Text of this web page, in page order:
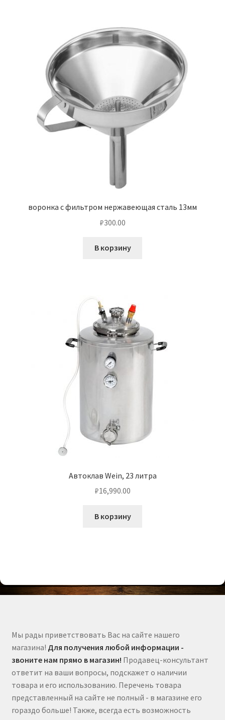
воронка с фильтром нержавеющая сталь 13мм
₽300.00
В корзину
Автоклав Wein, 23 литра
₽16,990.00
В корзину
Мы рады приветствовать Вас на сайте нашего
магазина! Для получения любой информации -
звоните нам прямо в магазин! Продавец-консультант
ответит на ваши вопросы, подскажет о наличии
товара и его использованию. Перечень товара
представленный на сайте не полный - в магазине его
гораздо больше! Также, всегда есть возможность